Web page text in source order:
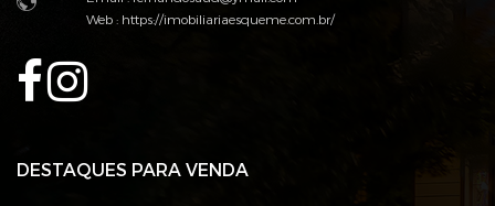
Web :https://imobiliariaesqueme.com.br/
DESTAQUES PARA VENDA